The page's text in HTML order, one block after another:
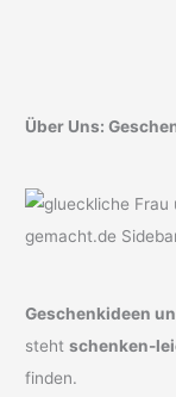
Über Uns:
Geschenkideen
stehtschenken-
finden.